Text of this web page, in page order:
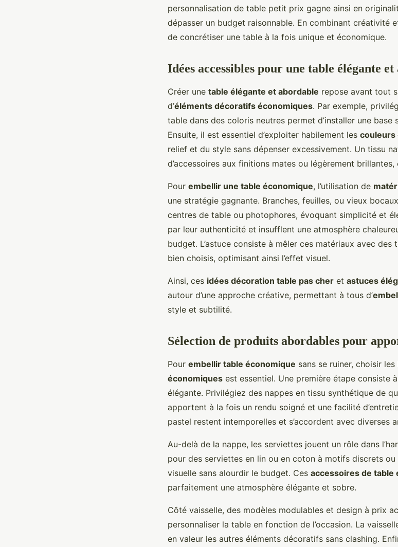
personnalisation de table petit prix gagne ainsi en
dépasser un budget raisonnable. En combinant créativité
de concrétiser une table à la fois unique et économique.
Idées accessibles pour une table élégante
Créer une table élégante et abordable repose avant tout
d’éléments décoratifs économiques. Par exemple,
table dans des coloris neutres permet d’installer une base
Ensuite, il est essentiel d’exploiter habilement les
relief et du style sans dépenser excessivement. Un tissu
d’accessoires aux finitions mates ou légèrement
Pour embellir une table économique, l’utilisation de
une stratégie gagnante. Branches, feuilles, ou vieux
centres de table ou photophores, évoquant simplicité et
par leur authenticité et insufflent une atmosphère
budget. L’astuce consiste à mêler ces matériaux avec
bien choisis, optimisant ainsi l’effet visuel.
Ainsi, ces idées décoration table pas cher et astuces
autour d’une approche créative, permettant à tous d’
style et subtilité.
Sélection de produits abordables pour
Pour embellir table économique sans se ruiner, choisir les
économiques est essentiel. Une première étape consiste à
élégante. Privilégiez des nappes en tissu synthétique de
apportent à la fois un rendu soigné et une facilité
pastel restent intemporelles et s’accordent avec diverses
Au-delà de la nappe, les serviettes jouent un rôle dans
pour des serviettes en lin ou en coton à motifs discrets
visuelle sans alourdir le budget. Ces accessoires de table
parfaitement une atmosphère élégante et sobre.
Côté vaisselle, des modèles modulables et design à prix
personnaliser la table en fonction de l’occasion. La
en valeur les autres éléments décoratifs sans clashing.